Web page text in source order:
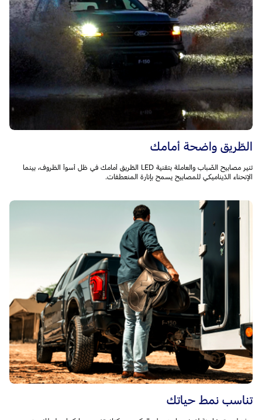
الطّريق واضحة أمامك
تنير مصابيح الضّباب والعاملة بتقنية LED الطّريق أمامك في ظل أسوأ الظروف، بينما
الإنحناء الدّيناميكي للمصابيح يسمح بإنارة المنعطفات.
تناسب نمط حياتك